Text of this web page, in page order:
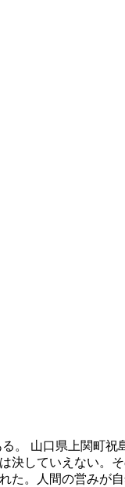
。 山口県上関町祝
決していえない。
た。人間の営みが